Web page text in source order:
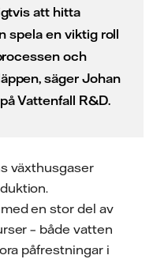
att hitta
spela en viktig roll
och
säger Johan
Vattenfall R&D.
växthusgaser
en stor del av
– både vatten
påfrestningar i